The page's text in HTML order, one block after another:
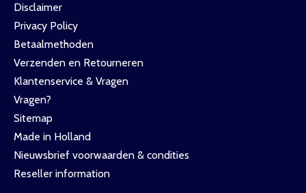
Disclaimer
Privacy Policy
Betaalmethoden
Verzenden en Retourneren
Klantenservice & Vragen
Vragen?
Sitemap
Made in Holland
Nieuwsbrief voorwaarden & condities
Reseller information